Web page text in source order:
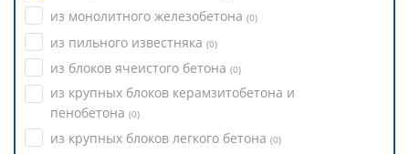
из монолитного железобетона (0)
из пильного известняка (0)
из блоков ячеистого бетона (0)
из крупных блоков керамзитобетона и
пенобетона (0)
из крупных блоков легкого бетона (0)